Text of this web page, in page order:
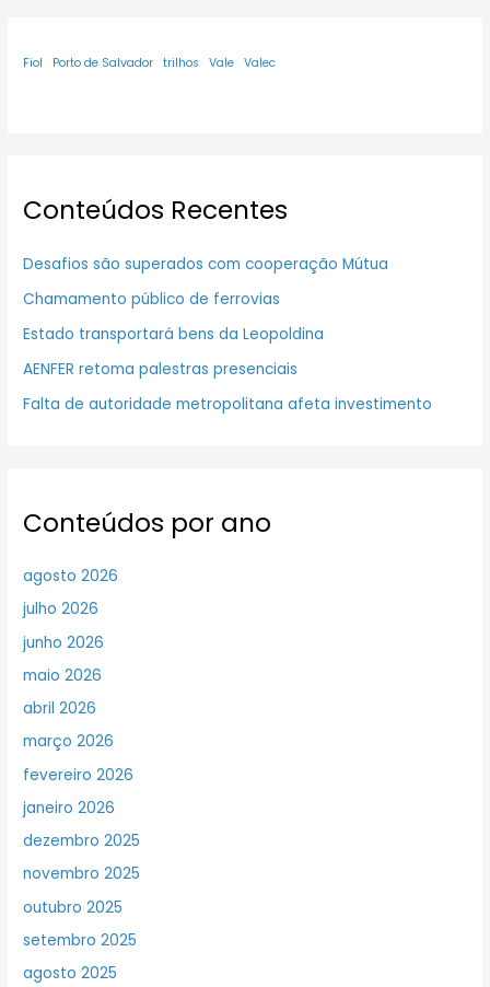
Fiol Porto de Salvador trilhos Vale Valec
Conteúdos Recentes
Desafios são superados com cooperação Mútua
Chamamento público de ferrovias
Estado transportará bens da Leopoldina
AENFER retoma palestras presenciais
Falta de autoridade metropolitana afeta investimento
Conteúdos por ano
agosto 2026
julho 2026
junho 2026
maio 2026
abril 2026
março 2026
fevereiro 2026
janeiro 2026
dezembro 2025
novembro 2025
outubro 2025
setembro 2025
agosto 2025